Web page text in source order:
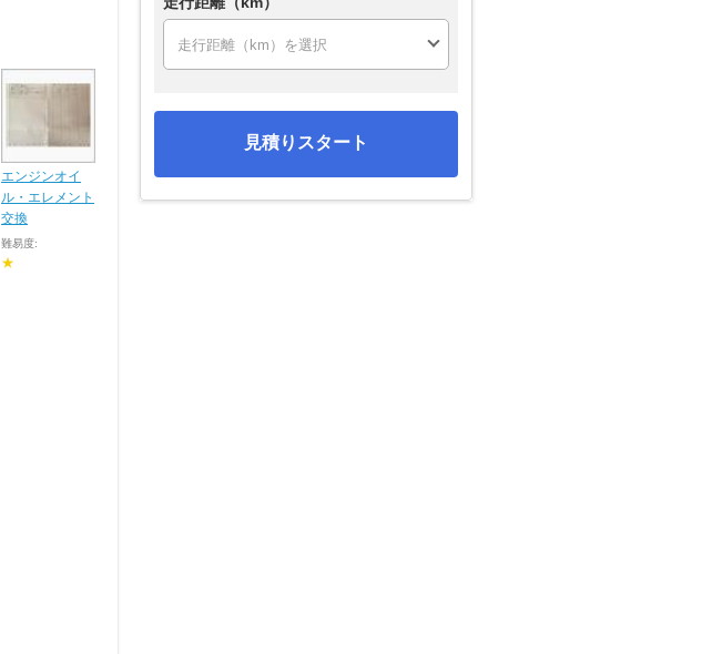
エンジンオイ
ル・エレメント
交換
難易度:
★
見積りスタート